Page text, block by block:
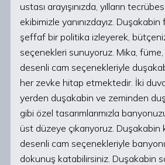
ustası arayışınızda, yılların
ekibimizle yanınızdayız.
şeffaf bir politika izleyerek,
seçenekleri sunuyoruz. Mika,
desenli cam seçenekleriyle
her zevke hitap etmektedir. İki
yerden duşakabin ve zeminden
gibi özel tasarımlarımızla
üst düzeye çıkarıyoruz. Duşakabin
desenli cam seçenekleriyle
dokunuş katabilirsiniz. Duşakabin